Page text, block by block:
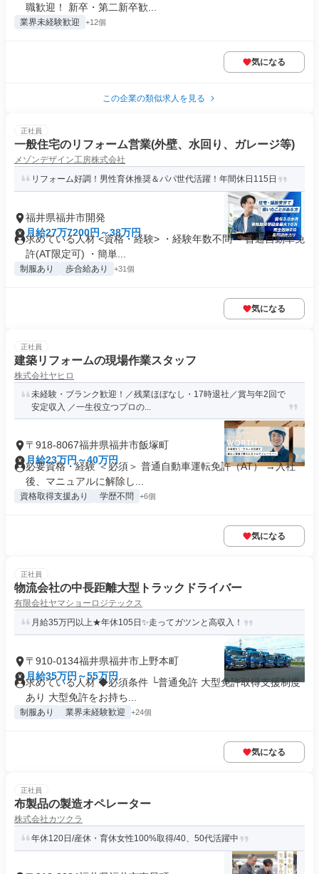
職歓迎！ 新卒・第二新卒歓...
業界未経験歓迎 +12個
気になる
この企業の類似求人を見る
正社員
一般住宅のリフォーム営業(外壁、水回り、ガレージ等)
メゾンデザイン工房株式会社
リフォーム好調！男性育休推奨＆パパ世代活躍！年間休日115日
福井県福井市開発
月給27万7200円～38万円
求めている人材 <資格・経験> ・経験年数不問 ・普通自動車免
許(AT限定可) ・簡単...
制服あり 歩合給あり +31個
気になる
正社員
建築リフォームの現場作業スタッフ
株式会社ヤヒロ
未経験・ブランク歓迎！／残業ほぼなし・17時退社／賞与年2回で
安定収入 ／一生役立つプロの...
〒918-8067福井県福井市飯塚町
月給23万円～40万円
必要資格・経験 ＜必須＞ 普通自動車運転免許（AT） →入社
後、マニュアルに解除し...
資格取得支援あり 学歴不問 +6個
気になる
正社員
物流会社の中長距離大型トラックドライバー
有限会社ヤマショーロジテックス
月給35万円以上★年休105日✨走ってガツンと高収入！
〒910-0134福井県福井市上野本町
月給35万円～55万円
求めている人材 ◆必須条件 └普通免許 大型免許取得支援制度
あり 大型免許をお持ち...
制服あり 業界未経験歓迎 +24個
気になる
正社員
布製品の製造オペレーター
株式会社カツクラ
年休120日/産休・育休女性100%取得/40、50代活躍中